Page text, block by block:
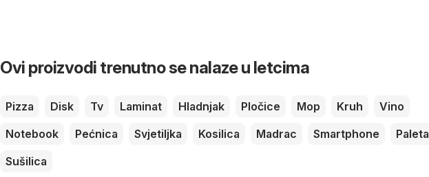
Ovi proizvodi trenutno se nalaze u letcima
Pizza Disk Tv Laminat Hladnjak Pločice Mop Kruh
Vino
Notebook
Pećnica Svjetiljka Kosilica Madrac Smartphone
Paleta
Sušilica